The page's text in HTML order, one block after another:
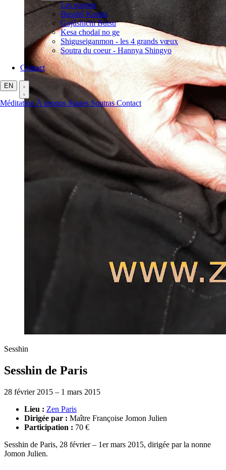
Les soutras
Busshô Kapila
Gojûshichi Butsu
Kesa chodaï no ge
Shiguseiganmon - les 4 grands vœux
Soutra du coeur - Hannya Shingyo
Contact
EN
Méditation À proposStages SoutrasContact
Sesshin
Sesshin de Paris
28 février 2015 – 1 mars 2015
Lieu : Zen Paris
Dirigée par : Maître Françoise Jomon Julien
Participation : 70 €
Sesshin de Paris, 28 février – 1er mars 2015, dirigée par la nonne
Jomon Julien.